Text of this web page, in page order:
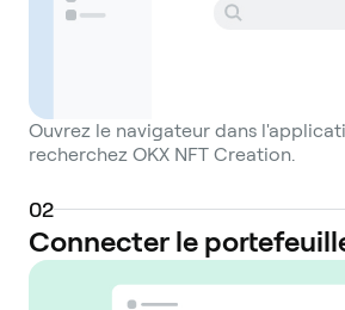
Ouvrez le navigateur dans
recherchez OKX NFT Creation.
02
Connecter le